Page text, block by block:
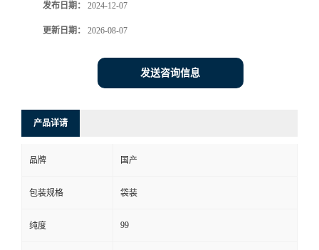
发布日期： 2024-12-07
更新日期： 2026-08-07
发送咨询信息
产品详请
品牌 国产
包装规格 袋装
纯度 99